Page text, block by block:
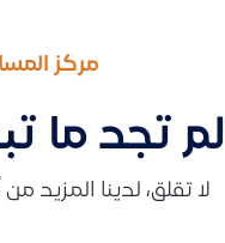
مركز
لم تجد ما
لا تقلق، لدينا المزيد